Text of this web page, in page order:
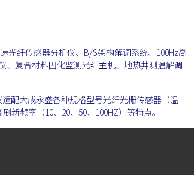
光纤传感器分析仪、B/S架构解调系统、100Hz高
、复合材料固化监测光纤主机、地热井测温解调
配大成永盛各种规格型号光纤光栅传感器（温
新频率（10、20、50、100HZ）等特点。